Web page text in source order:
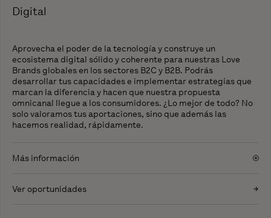
Digital
Aprovecha el poder de la tecnología y construye un
ecosistema digital sólido y coherente para nuestras Love
Brands globales en los sectores B2C y B2B. Podrás
desarrollar tus capacidades e implementar estrategias que
marcan la diferencia y hacen que nuestra propuesta
omnicanal llegue a los consumidores. ¿Lo mejor de todo? No
solo valoramos tus aportaciones, sino que además las
hacemos realidad, rápidamente.
Más información
Ver oportunidades